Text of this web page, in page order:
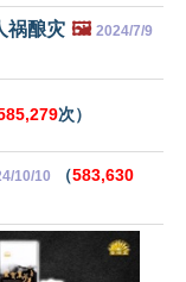
祸酿灾 🖼️ 2024/7/9
次）
10/10 （583,630